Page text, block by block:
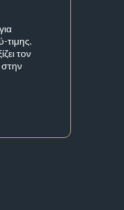
τιμης.
τον
στην